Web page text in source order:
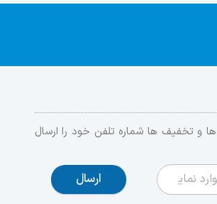
ها و تخفیف ها شماره تلفن خود را ارسال
ارسال